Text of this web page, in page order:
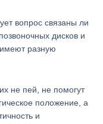
вопрос связаны ли
дисков и
имеют разную
не пей, не помогут
положение, а
и